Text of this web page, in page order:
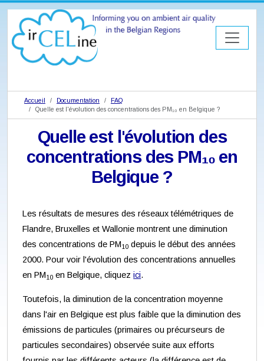
Accueil Documentation
FAQ
Quelle est l'évolution des concentrations des PM₁₀ en Belgique ?
Quelle est l'évolution des
concentrations des PM₁₀ en
Belgique ?
Les résultats de mesures des réseaux télémétriques de
Flandre, Bruxelles et Wallonie montrent une diminution
des concentrations de PM10 depuis le début des années
2000. Pour voir l'évolution des concentrations annuelles
en PM10 en Belgique, cliquezici.
Toutefois, la diminution de la concentration moyenne
dans l'air en Belgique est plus faible que la diminution des
émissions de particules (primaires ou précurseurs de
particules secondaires) observée suite aux efforts